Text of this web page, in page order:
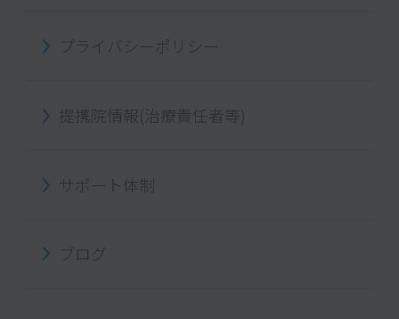
プライバシーポリシー
提携院情報(治療責任者等)
サポート体制
ブログ